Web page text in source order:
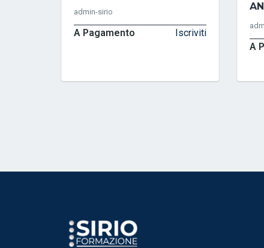
admin-sirio
A Pagamento Iscriviti
A